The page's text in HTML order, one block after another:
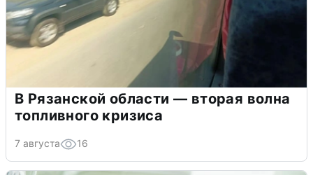
В Рязанской области — вторая волна
топливного кризиса
7 августа 16